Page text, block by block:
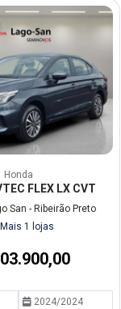
Honda
FLEX LX CVT
San - Ribeirão Preto
1 lojas
2024/2024